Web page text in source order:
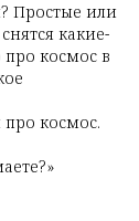
Простые или
какие-
космос в
космос.